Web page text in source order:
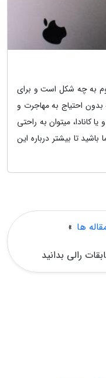
به چه شکل است و برای
بدون احتیاج به مهاجرت و
کانادا، میتوان به راحتی
تا بیشتر درباره این
ها »
رالی بدانید